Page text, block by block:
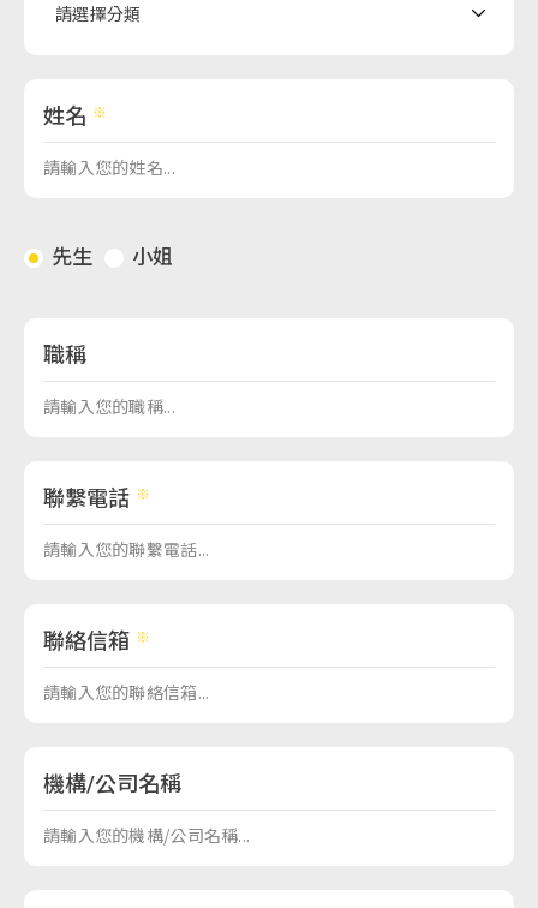
姓名
先生 小姐
職稱
聯繫電話
聯絡信箱
機構/公司名稱